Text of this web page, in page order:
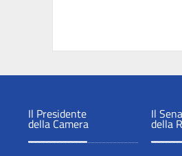
Il Presidente
della Camera
Il
della